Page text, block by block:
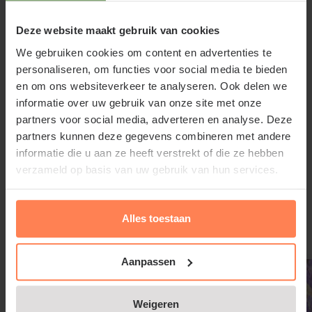
Deze website maakt gebruik van cookies
We gebruiken cookies om content en advertenties te
personaliseren, om functies voor social media te bieden
en om ons websiteverkeer te analyseren. Ook delen we
informatie over uw gebruik van onze site met onze
partners voor social media, adverteren en analyse. Deze
partners kunnen deze gegevens combineren met andere
informatie die u aan ze heeft verstrekt of die ze hebben
verzameld op basis van uw gebruik van hun services.
Alles toestaan
Aanpassen
Weigeren
Bij voorkeur staat Rhododendron groenlandicum
'Compactum' in de (half)schaduw, op een zure,
humusrijke, vochtige bodem. Gebruik bij het
aanplanten van deze tuinplant voldoende tuinturf.
Rhododendron groenlandicum
'Compactum' snoeien en
onderhouden
Let op de vochtigheid, als de tuinplant meer in de
zon staat heeft hij tijdens warme en droge periodes
extra water nodig. Door zijn trage groei en
compacte vorm heeft Moerasrozemarijn geen snoei
nodig; hoogstens wat lichte vormsnoei na de bloei.
Lees meer
Gerelateerde producten